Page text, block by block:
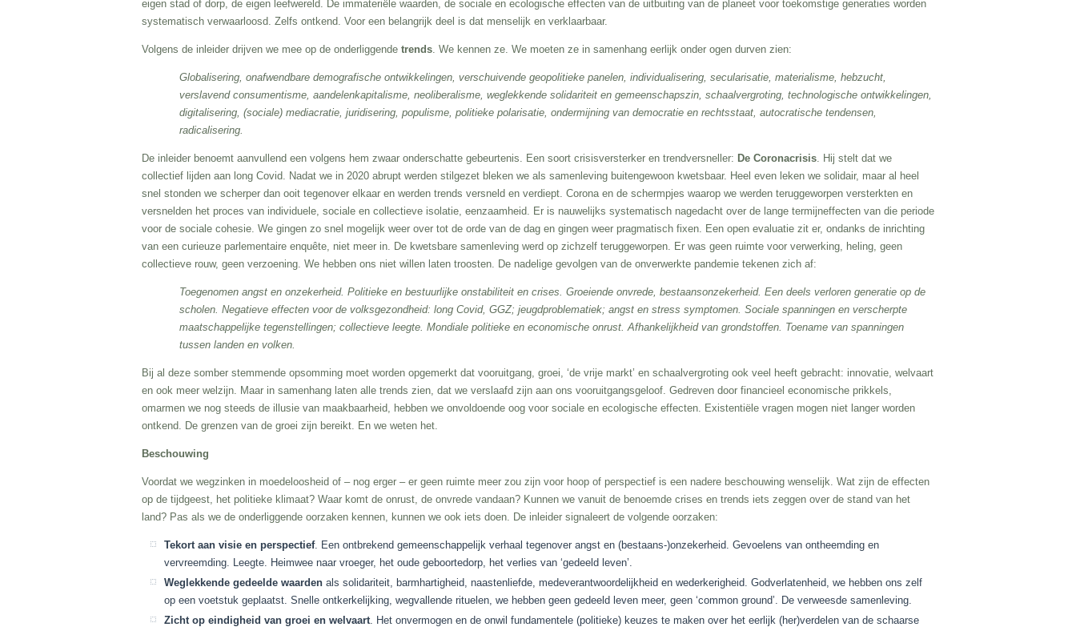
eigen stad of dorp, de eigen leefwereld. De immateriële waarden, de sociale en ecologische effecten van de uitbuiting van de planeet voor toekomstige generaties worden
systematisch verwaarloosd. Zelfs ontkend. Voor een belangrijk deel is dat menselijk en verklaarbaar.
Volgens de inleider drijven we mee op de onderliggende trends. We kennen ze. We moeten ze in samenhang eerlijk onder ogen durven zien:
Globalisering, onafwendbare demografische ontwikkelingen, verschuivende geopolitieke panelen, individualisering, secularisatie, materialisme, hebzucht,
verslavend consumentisme, aandelenkapitalisme, neoliberalisme, weglekkende solidariteit en gemeenschapszin, schaalvergroting, technologische ontwikkelingen,
digitalisering, (sociale) mediacratie, juridisering, populisme, politieke polarisatie, ondermijning van democratie en rechtsstaat, autocratische tendensen,
radicalisering.
De inleider benoemt aanvullend een volgens hem zwaar onderschatte gebeurtenis. Een soort crisisversterker en trendversneller: De Coronacrisis. Hij stelt dat we
collectief lijden aan long Covid. Nadat we in 2020 abrupt werden stilgezet bleken we als samenleving buitengewoon kwetsbaar. Heel even leken we solidair, maar al heel
snel stonden we scherper dan ooit tegenover elkaar en werden trends versneld en verdiept. Corona en de schermpjes waarop we werden teruggeworpen versterkten en
versnelden het proces van individuele, sociale en collectieve isolatie, eenzaamheid. Er is nauwelijks systematisch nagedacht over de lange termijneffecten van die periode
voor de sociale cohesie. We gingen zo snel mogelijk weer over tot de orde van de dag en gingen weer pragmatisch fixen. Een open evaluatie zit er, ondanks de inrichting
van een curieuze parlementaire enquête, niet meer in. De kwetsbare samenleving werd op zichzelf teruggeworpen. Er was geen ruimte voor verwerking, heling, geen
collectieve rouw, geen verzoening. We hebben ons niet willen laten troosten. De nadelige gevolgen van de onverwerkte pandemie tekenen zich af:
Toegenomen angst en onzekerheid. Politieke en bestuurlijke onstabiliteit en crises. Groeiende onvrede, bestaansonzekerheid. Een deels verloren generatie op de
scholen. Negatieve effecten voor de volksgezondheid: long Covid, GGZ; jeugdproblematiek; angst en stress symptomen. Sociale spanningen en verscherpte
maatschappelijke tegenstellingen; collectieve leegte. Mondiale politieke en economische onrust. Afhankelijkheid van grondstoffen. Toename van spanningen
tussen landen en volken.
Bij al deze somber stemmende opsomming moet worden opgemerkt dat vooruitgang, groei, ‘de vrije markt’ en schaalvergroting ook veel heeft gebracht: innovatie, welvaart
en ook meer welzijn. Maar in samenhang laten alle trends zien, dat we verslaafd zijn aan ons vooruitgangsgeloof. Gedreven door financieel economische prikkels,
omarmen we nog steeds de illusie van maakbaarheid, hebben we onvoldoende oog voor sociale en ecologische effecten. Existentiële vragen mogen niet langer worden
ontkend. De grenzen van de groei zijn bereikt. En we weten het.
Beschouwing
Voordat we wegzinken in moedeloosheid of – nog erger – er geen ruimte meer zou zijn voor hoop of perspectief is een nadere beschouwing wenselijk. Wat zijn de effecten
op de tijdgeest, het politieke klimaat? Waar komt de onrust, de onvrede vandaan? Kunnen we vanuit de benoemde crises en trends iets zeggen over de stand van het
land? Pas als we de onderliggende oorzaken kennen, kunnen we ook iets doen. De inleider signaleert de volgende oorzaken:
Tekort aan visie en perspectief. Een ontbrekend gemeenschappelijk verhaal tegenover angst en (bestaans-)onzekerheid. Gevoelens van ontheemding en
vervreemding. Leegte. Heimwee naar vroeger, het oude geboortedorp, het verlies van ‘gedeeld leven’.
Weglekkende gedeelde waarden als solidariteit, barmhartigheid, naastenliefde, medeverantwoordelijkheid en wederkerigheid. Godverlatenheid, we hebben ons zelf
op een voetstuk geplaatst. Snelle ontkerkelijking, wegvallende rituelen, we hebben geen gedeeld leven meer, geen ‘common ground’. De verweesde samenleving.
Zicht op eindigheid van groei en welvaart. Het onvermogen en de onwil fundamentele (politieke) keuzes te maken over het eerlijk (her)verdelen van de schaarse